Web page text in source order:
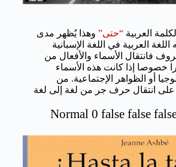
العربية “حتى” وهذا يُظهر مدى
اللغة العربية في اللغة الإسبانية
فانتقال الأسماء والأفعال من
خصوصا إذا كانت هذه الأسماء
أو الظواهر الإجتماعية. من
على انتقال حرف جر من لغة إلى لغة
Normal 0 false false